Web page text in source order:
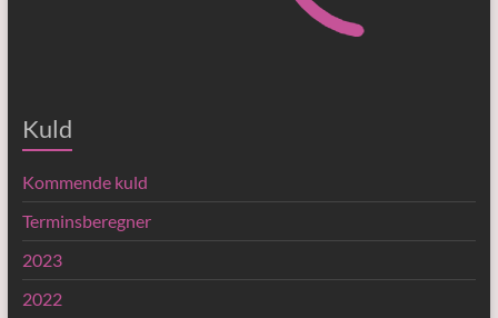
Kuld
Kommende kuld
Terminsberegner
2023
2022